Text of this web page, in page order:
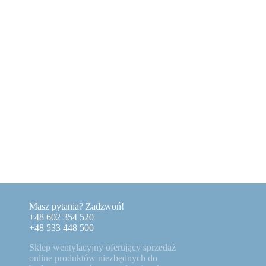
Masz pytania? Zadzwoń!
+48 602 354 520
+48 533 448 500
Sklep wentylacyjny oferujący sprzedaż
online produktów niezbędnych do